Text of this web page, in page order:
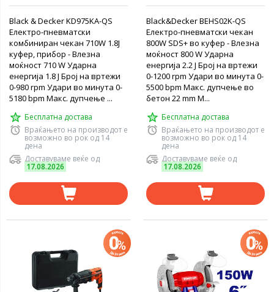
Black & Decker KD975KA-QS
Електро-пневматски
комбиниран чекан 710W 1.8J
куфер, прибор - Влезна
моќност 710 W Ударна
енергија 1.8 Ј Број на вртежи
0-980 rpm Удари во минута 0-
5180 bpm Макс. дупчење ...
Бесплатна достава
Враќањето на производот е
возможно во рок од 14
дена
Доставуваме веќе од
17.08.2026
Black&Decker BEHS02K-QS
Електро-пневматски чекан
800W SDS+ во куфер - Влезна
моќност 800 W Ударна
енергија 2.2 Ј Број на вртежи
0-1200 rpm Удари во минута 0-
5500 bpm Макс. дупчење во
бетон 22 mm М...
Бесплатна достава
Враќањето на производот е
возможно во рок од 14
дена
Доставуваме веќе од
17.08.2026